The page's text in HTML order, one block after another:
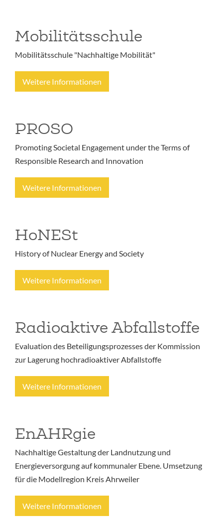
Mobilitätsschule
Mobilitätsschule "Nachhaltige Mobilität"
Weitere Informationen
PROSO
Promoting Societal Engagement under the Terms of
Responsible Research and Innovation
Weitere Informationen
HoNESt
History of Nuclear Energy and Society
Weitere Informationen
Radioaktive Abfallstoffe
Evaluation des Beteiligungsprozesses der Kommission
zur Lagerung hochradioaktiver Abfallstoffe
Weitere Informationen
EnAHRgie
Nachhaltige Gestaltung der Landnutzung und
Energieversorgung auf kommunaler Ebene. Umsetzung
für die Modellregion Kreis Ahrweiler
Weitere Informationen